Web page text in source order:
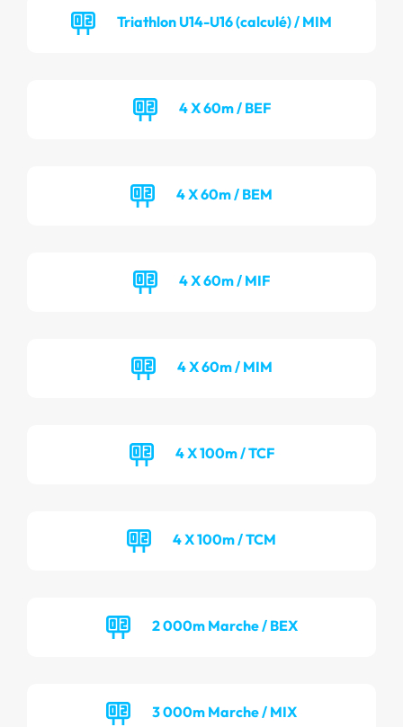
Triathlon U14-U16 (calculé) / MIM
4 X 60m / BEF
4 X 60m / BEM
4 X 60m / MIF
4 X 60m / MIM
4 X 100m / TCF
4 X 100m / TCM
2 000m Marche / BEX
3 000m Marche / MIX